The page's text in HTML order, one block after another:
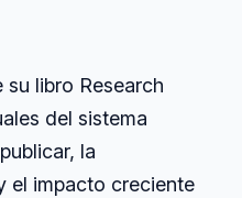
su libro Research
del sistema
la
el impacto creciente